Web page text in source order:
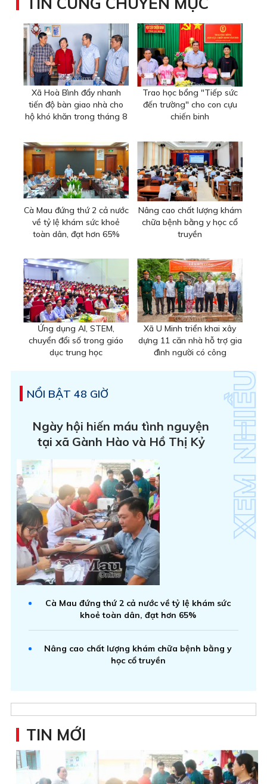
Xã Hoà Bình đẩy nhanh
tiến độ bàn giao nhà cho
hộ khó khăn trong tháng 8
Trao học bổng "Tiếp sức
đến trường" cho con cựu
chiến binh
Cà Mau đứng thứ 2 cả nước
về tỷ lệ khám sức khoẻ
toàn dân, đạt hơn 65%
Nâng cao chất lượng khám
chữa bệnh bằng y học cổ
truyền
Ứng dụng AI, STEM,
chuyển đổi số trong giáo
dục trung học
Xã U Minh triển khai xây
dựng 11 căn nhà hỗ trợ gia
đình người có công
NỔI BẬT 48 GIỜ
Ngày hội hiến máu tình nguyện
tại xã Gành Hào và Hồ Thị Kỷ
Cà Mau đứng thứ 2 cả nước về tỷ lệ khám sức
khoẻ toàn dân, đạt hơn 65%
Nâng cao chất lượng khám chữa bệnh bằng y
học cổ truyền
TIN MỚI